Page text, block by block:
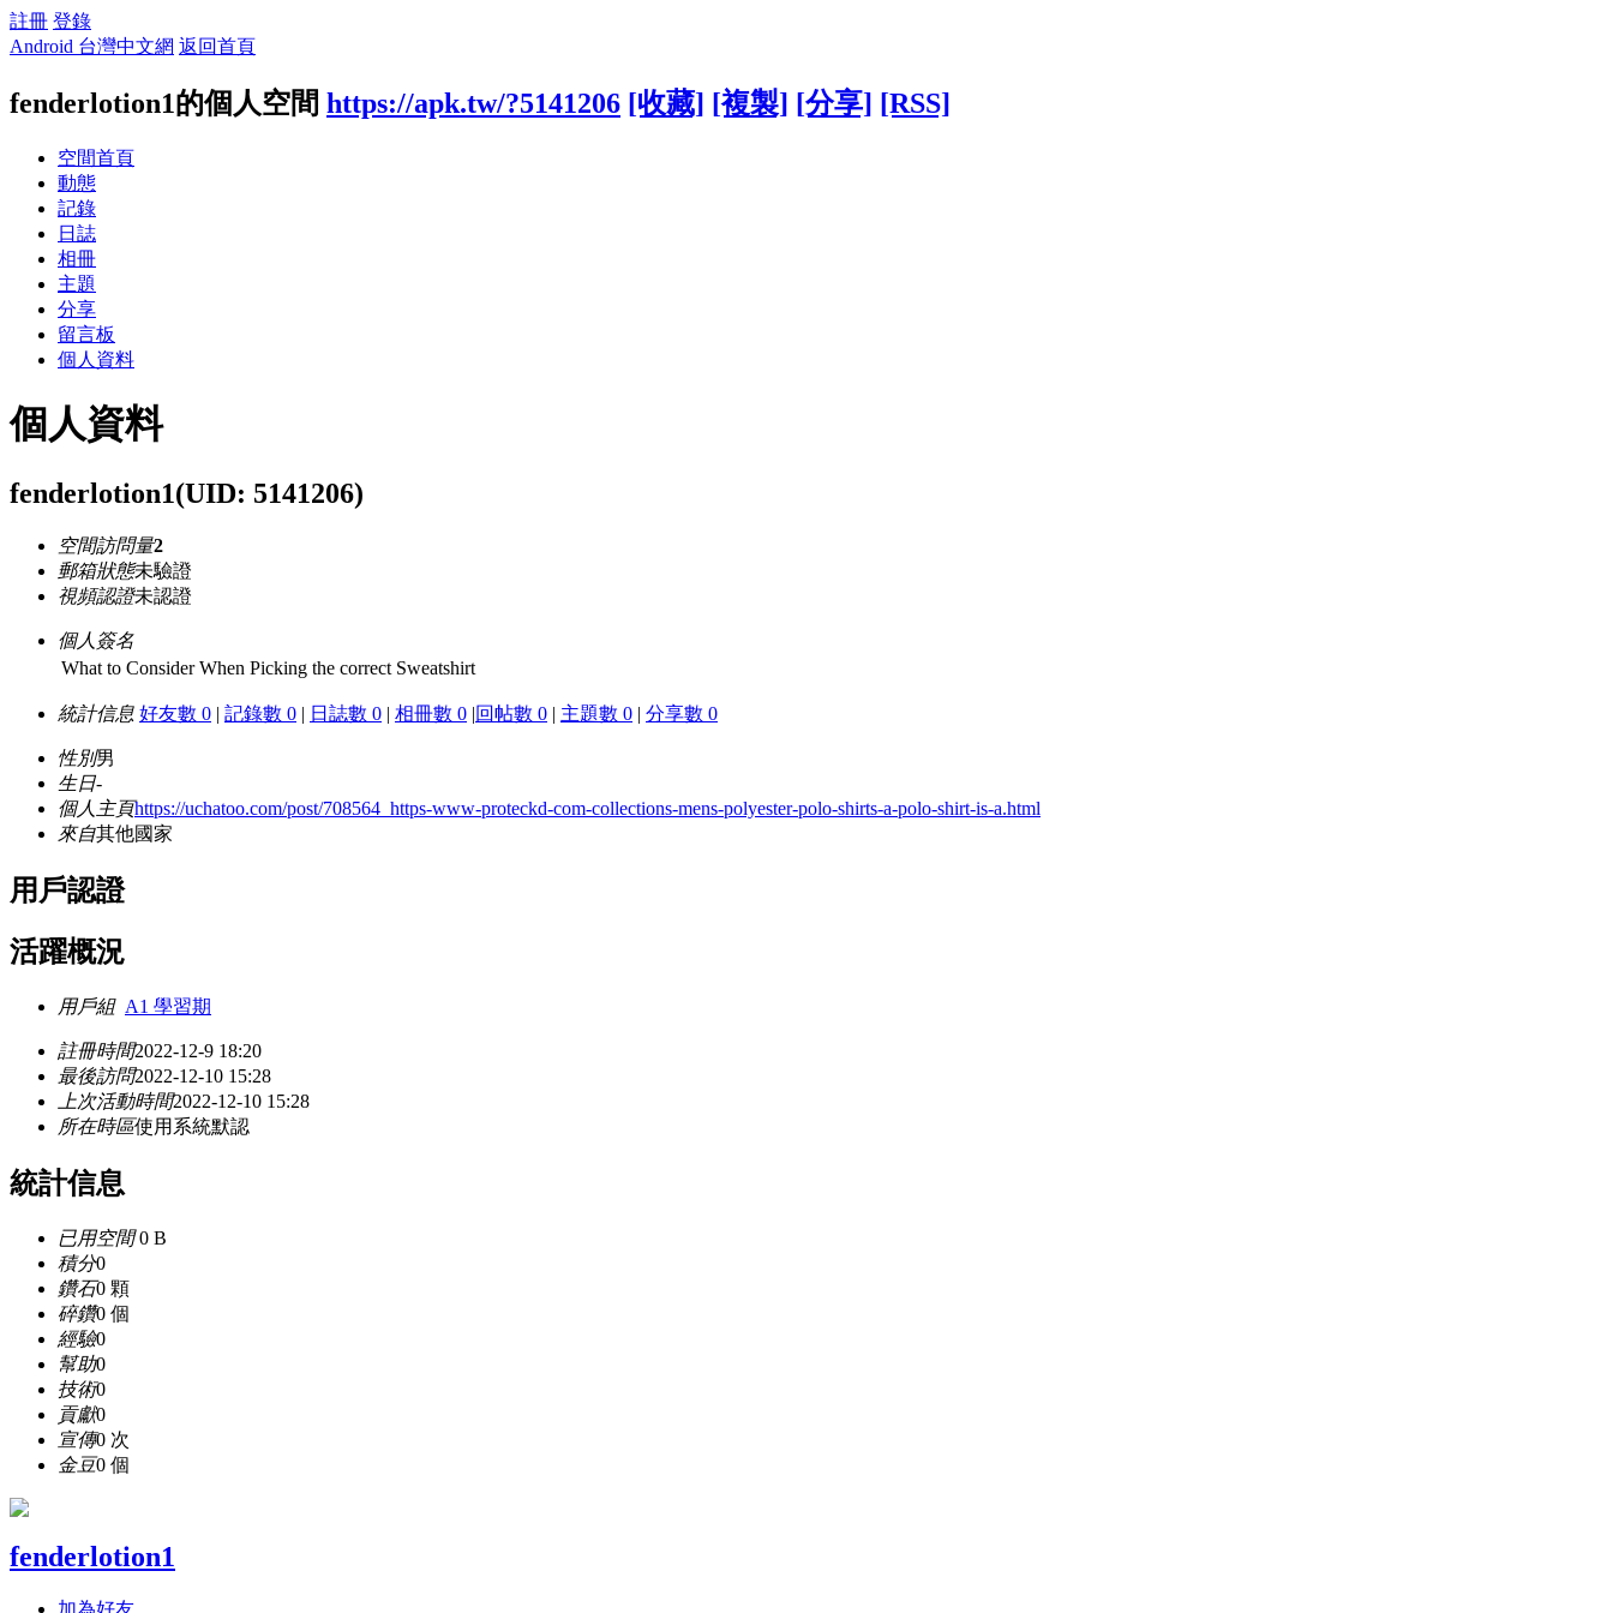
註冊 登錄
Android 台灣中文網 返回首頁
fenderlotion1的個人空間 https://apk.tw/?5141206 [收藏] [複製] [分享] [RSS]
空間首頁
動態
記錄
日誌
相冊
主題
分享
留言板
個人資料
個人資料
fenderlotion1(UID: 5141206)
空間訪問量2
郵箱狀態未驗證
視頻認證未認證
個人簽名
What to Consider When Picking the correct Sweatshirt
統計信息 好友數 0 | 記錄數 0 | 日誌數 0 | 相冊數 0 |回帖數 0 | 主題數 0 | 分享數 0
性別男
生日-
個人主頁https://uchatoo.com/post/708564_https-www-proteckd-com-collections-mens-polyester-polo-shirts-a-polo-shirt-is-a.html
來自其他國家
用戶認證
活躍概況
用戶組 A1 學習期
註冊時間2022-12-9 18:20
最後訪問2022-12-10 15:28
上次活動時間2022-12-10 15:28
所在時區使用系統默認
統計信息
已用空間0 B
積分0
鑽石0 顆
碎鑽0 個
經驗0
幫助0
技術0
貢獻0
宣傳0 次
金豆0 個
fenderlotion1
加為好友